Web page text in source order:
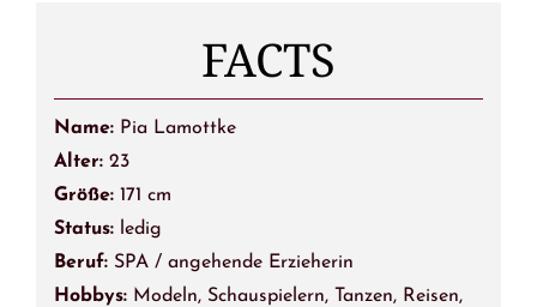
FACTS
Name: Pia Lamottke
Alter: 23
Größe: 171 cm
Status: ledig
Beruf: SPA / angehende Erzieherin
Hobbys: Modeln, Schauspielern, Tanzen, Reisen,